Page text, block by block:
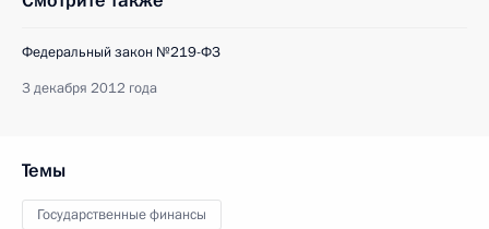
Федеральный закон №219-ФЗ
3 декабря 2012 года
Темы
Государственные финансы